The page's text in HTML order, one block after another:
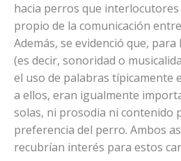
hacia perros que
propio de la comunicación
Además, se evidenció que,
(es decir, sonoridad o
el uso de palabras típicamente
a ellos, eran igualmente
solas, ni prosodia ni contenido
preferencia del perro. Ambos
recubrían interés para estos